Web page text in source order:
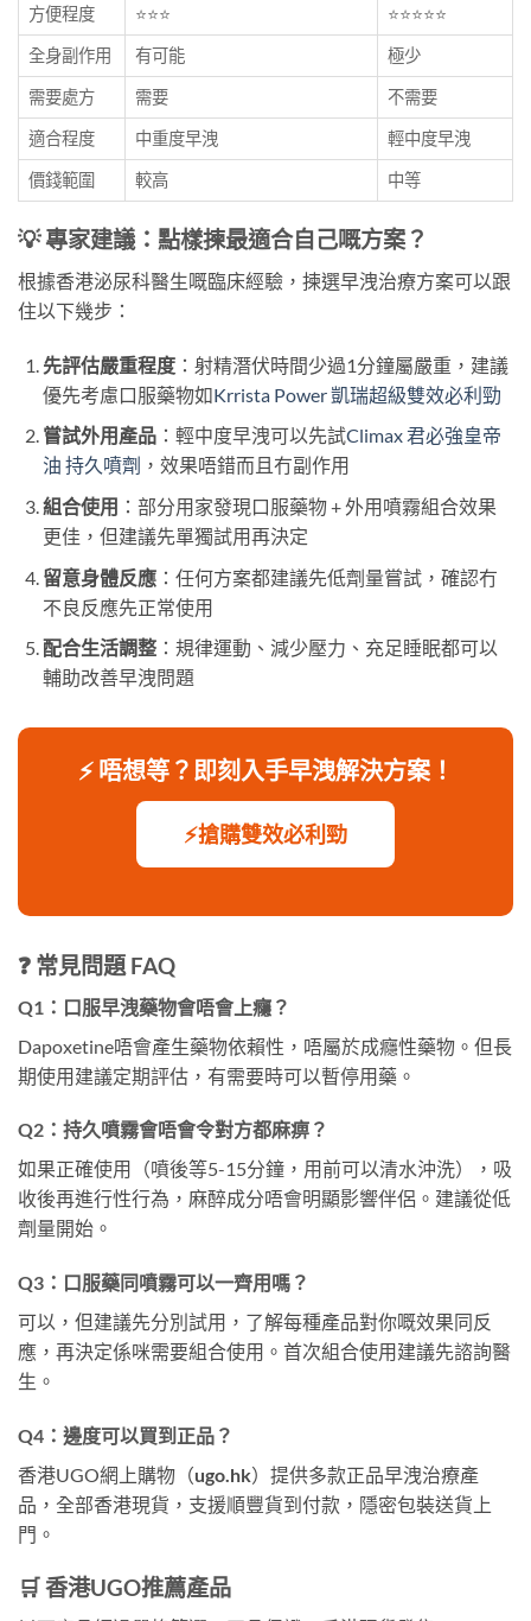
方便程度 ⭐⭐⭐ ⭐⭐⭐⭐⭐
全身副作用 有可能 極少
需要處方 需要 不需要
適合程度 中重度早洩 輕中度早洩
價錢範圍 較高 中等
💡 專家建議：點樣揀最適合自己嘅方案？
根據香港泌尿科醫生嘅臨床經驗，揀選早洩治療方案可以跟
住以下幾步：
先評估嚴重程度：射精潛伏時間少過1分鐘屬嚴重，建議
優先考慮口服藥物如Krrista Power 凱瑞超級雙效必利勁
嘗試外用產品：輕中度早洩可以先試Climax 君必強皇帝
油 持久噴劑 ，效果唔錯而且冇副作用
組合使用 ：部分用家發現口服藥物 + 外用噴霧組合效果
更佳，但建議先單獨試用再決定
留意身體反應：任何方案都建議先低劑量嘗試，確認冇
不良反應先正常使用
配合生活調整：規律運動、減少壓力、充足睡眠都可以
輔助改善早洩問題
⚡ 唔想等？即刻入手早洩解決方案！
⚡搶購雙效必利勁
❓ 常見問題 FAQ
Q1：口服早洩藥物會唔會上癮？
Dapoxetine唔會產生藥物依賴性，唔屬於成癮性藥物。但長
期使用建議定期評估，有需要時可以暫停用藥。
Q2：持久噴霧會唔會令對方都麻痹？
如果正確使用（噴後等5-15分鐘，用前可以清水沖洗），吸
收後再進行性行為，麻醉成分唔會明顯影響伴侶。建議從低
劑量開始。
Q3：口服藥同噴霧可以一齊用嗎？
可以，但建議先分別試用，了解每種產品對你嘅效果同反
應，再決定係咪需要組合使用。首次組合使用建議先諮詢醫
生。
Q4：邊度可以買到正品？
香港UGO網上購物（ugo.hk）提供多款正品早洩治療產
品，全部香港現貨，支援順豐貨到付款，隱密包裝送貨上
門。
🛒 香港UGO推薦產品